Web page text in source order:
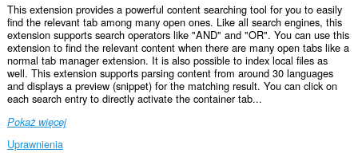
This extension provides a powerful content searching tool for you to easily
find the relevant tab among many open ones. Like all search engines, this
extension supports search operators like "AND" and "OR". You can use this
extension to find the relevant content when there are many open tabs like a
normal tab manager extension. It is also possible to index local files as
well. This extension supports parsing content from around 30 languages
and displays a preview (snippet) for the matching result. You can click on
each search entry to directly activate the container tab...
Pokaż więcej
Uprawnienia